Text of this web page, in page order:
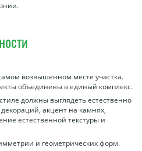
возвышенном месте участка.
объединены в единый комплекс.
должны выглядеть естественно
акцент на камнях,
естественной текстуры и
и геометрических форм.